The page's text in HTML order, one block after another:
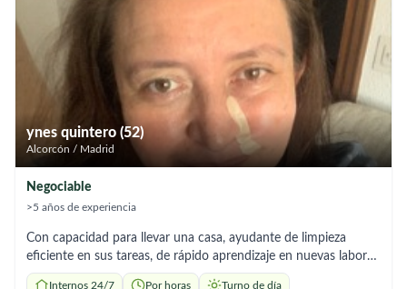
de semana. ❗ Importante: no realizo cocina, solo
acompañamiento y cuidado personal. Si buscas a alguien de
confianza para cuidar o acompañar a tus mayores, ¡estaré
encantada de ayudar! 🤍 📞 Paula – 639485275
ynes quintero (52)
Alcorcón / Madrid
Negociable
>5 años de experiencia
Con capacidad para llevar una casa, ayudante de limpieza
eficiente en sus tareas, de rápido aprendizaje en nuevas labores
y excelente aprovechamiento de la jornada laboral para
Internos 24/7 Por horas Turno de día